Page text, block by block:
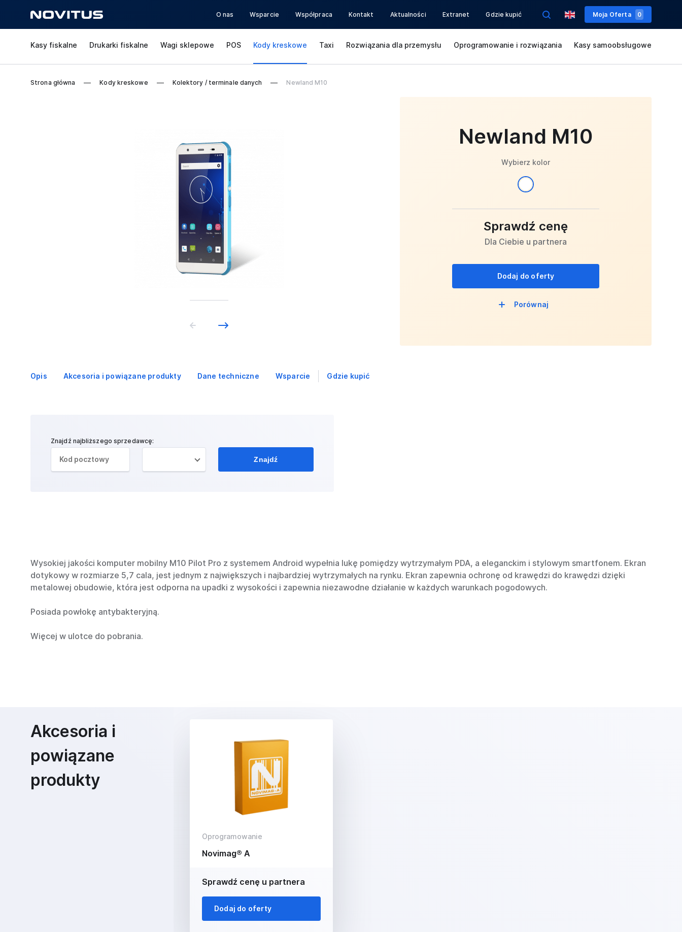
O nas Wsparcie Współpraca Kontakt Aktualności Extranet Gdzie kupić Moja Oferta 0
Kasy fiskalne Drukarki fiskalne Wagi sklepowe POS Kody kreskowe Taxi Rozwiązania dla przemysłu Oprogramowanie i rozwiązania Kasy samoobsługowe
Strona główna Kody kreskowe Kolektory / terminale danych Newland M10
Newland M10
Wybierz kolor
Sprawdź cenę
Dla Ciebie u partnera
Dodaj do oferty
Porównaj
Opis Akcesoria i powiązane produkty Dane techniczne Wsparcie Gdzie kupić
Znajdź najbliższego sprzedawcę:
Znajdź
Wysokiej jakości komputer mobilny M10 Pilot Pro z systemem Android wypełnia lukę pomiędzy wytrzymałym PDA, a eleganckim i stylowym smartfonem. Ekran
dotykowy w rozmiarze 5,7 cala, jest jednym z największych i najbardziej wytrzymałych na rynku. Ekran zapewnia ochronę od krawędzi do krawędzi dzięki
metalowej obudowie, która jest odporna na upadki z wysokości i zapewnia niezawodne działanie w każdych warunkach pogodowych.
Posiada powłokę antybakteryjną.
Więcej w ulotce do pobrania.
Akcesoria i
powiązane
produkty
Oprogramowanie
Novimag® A
Sprawdź cenę u partnera
Dodaj do oferty